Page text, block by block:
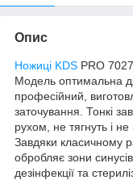
Опис
Ножиці KDS PRO
Модель оптимальна
професійний,
заточування. Тонкі
рухом, не тягнуть і не
Завдяки класичному
обробляє зони
дезінфекції та